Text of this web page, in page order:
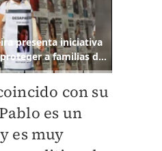
con su
es un
es muy